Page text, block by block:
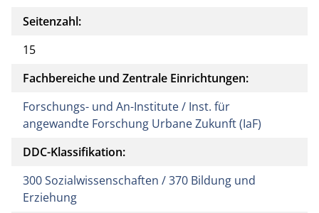
Seitenzahl:
15
Fachbereiche und Zentrale Einrichtungen:
Forschungs- und An-Institute / Inst. für
angewandte Forschung Urbane Zukunft (IaF)
DDC-Klassifikation:
300 Sozialwissenschaften / 370 Bildung und
Erziehung